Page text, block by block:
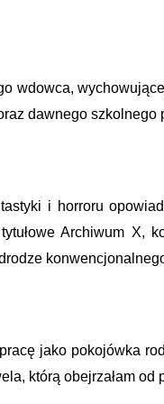
wdowca,
dawnego szkolnego
i horroru
Archiwum X,
jako pokojówka
którą obejrzałam od